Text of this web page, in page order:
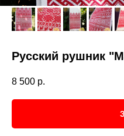
Русский рушник
8 500 р.